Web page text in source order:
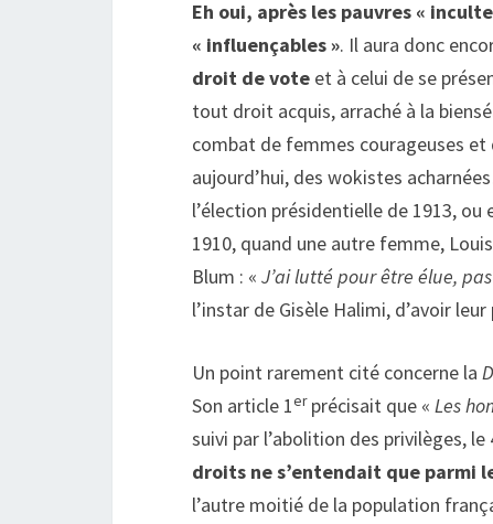
Eh oui, après les pauvres «
« influençables ». Il aura donc
droit de vote et à celui de se
tout droit acquis, arraché à la
combat de femmes courageuses
aujourd’hui, des wokistes
l’élection présidentielle de 1913,
1910, quand une autre femme,
Blum : « J’ai lutté pour être élue,
l’instar de Gisèle Halimi, d’avoir
Un point rarement cité concerne la
Son article 1erprécisait que « Les
suivi par l’abolition des privilèges,
droits ne s’entendait que parmi
l’autre moitié de la population